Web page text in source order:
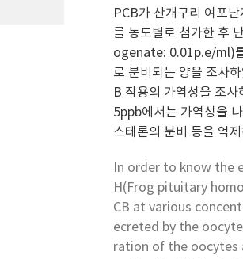
PCB가 산개구리 여포
를 농도별로 첨가한 후
ogenate: 0.01p.e/ml)를
로 분비되는 양을 조사
B 작용의 가역성을 조
5ppb에서는 가역성을
스테론의 분비 등을 억
In order to know the
H(Frog pituitary
CB at various
ecreted by the
ration of the oocytes